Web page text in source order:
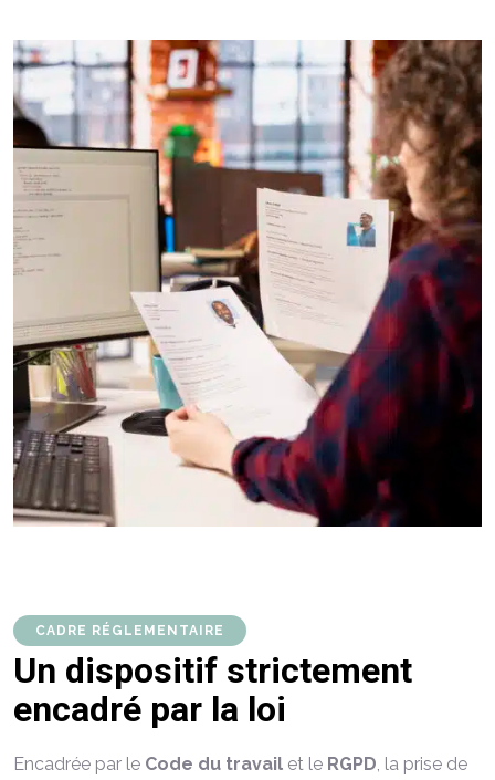
CADRE RÉGLEMENTAIRE
Un dispositif strictement
encadré par la loi
Encadrée par le Code du travail et le RGPD, la prise de